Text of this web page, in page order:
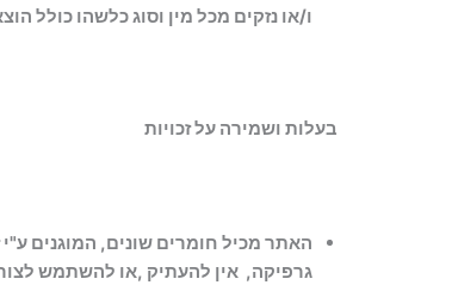
ו/או נזקים מכל מין וסוג כלשהו כולל
בעלות ושמירה על זכויות
האתר מכיל חומרים שונים, המוגנים ע"י
גרפיקה, אין להעתיק ,או להשתמש